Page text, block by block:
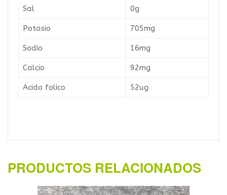
Sal 0g
Potasio 705mg
Sodio 16mg
Calcio 92mg
Acido folico 52ug
PRODUCTOS RELACIONADOS